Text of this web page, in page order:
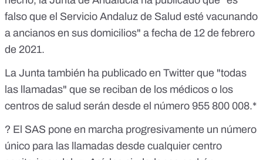
falso que el Servicio Andaluz de Salud esté vacunando
a ancianos en sus domicilios" a fecha de 12 de febrero
de 2021.
La Junta también ha publicado en Twitter que "todas
las llamadas" que se reciban de los médicos o los
centros de salud serán desde el número 955 800 008.*
? El SAS pone en marcha progresivamente un número
único para las llamadas desde cualquier centro